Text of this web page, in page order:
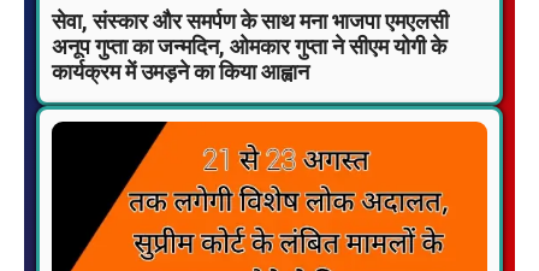
सेवा, संस्कार और समर्पण के साथ मना भाजपा एमएलसी
अनूप गुप्ता का जन्मदिन, ओमकार गुप्ता ने सीएम योगी के
कार्यक्रम में उमड़ने का किया आह्वान